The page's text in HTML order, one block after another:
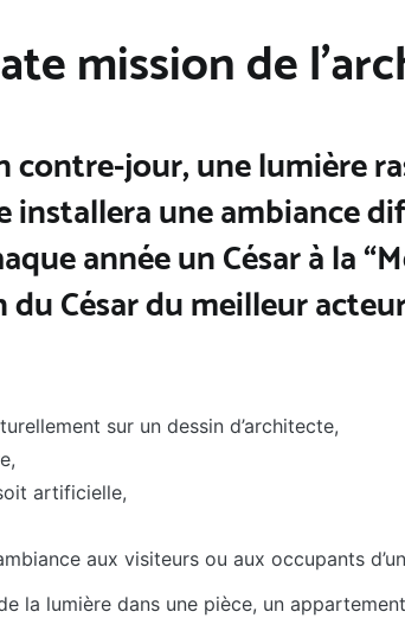
mission de
contre-jour, une lumière
une ambiance
année un César à la
César du meilleur
sur un dessin d’architecte,
artificielle,
aux visiteurs ou aux occupants
la lumière dans une pièce, un